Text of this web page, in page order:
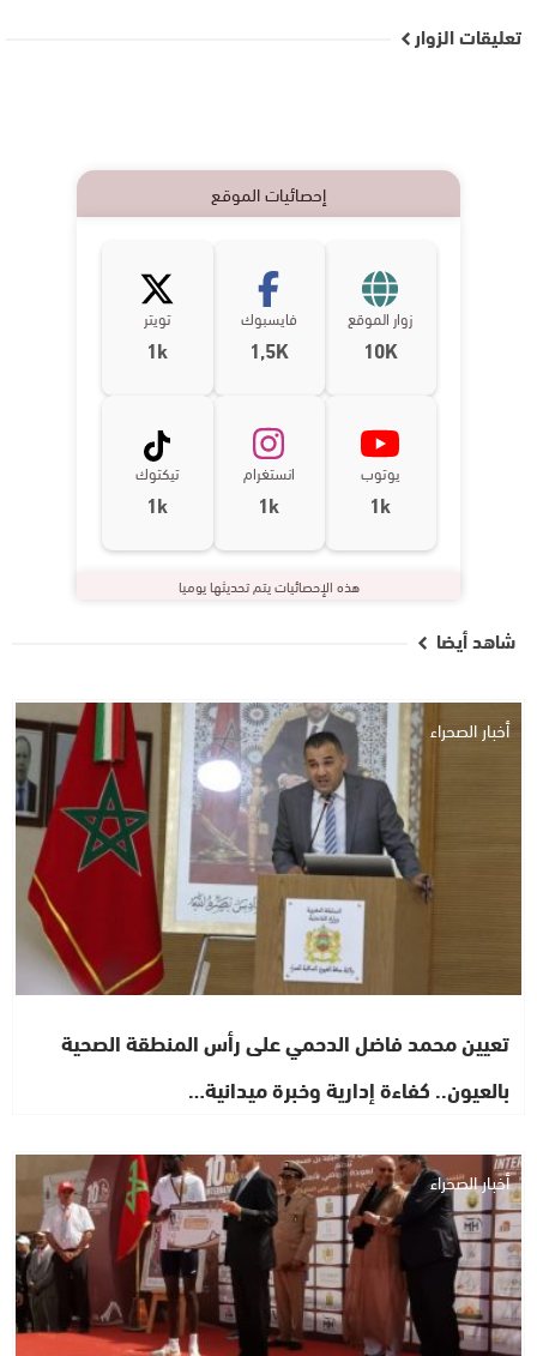
تعليقات الزوار
إحصائيات الموقع
زوار الموقع
10K
فايسبوك
1,5K
تويتر
1k
يوتوب
1k
انستغرام
1k
تيكتوك
1k
هذه الإحصائيات يتم تحديثها يوميا
شاهد أيضا
أخبار الصحراء
تعيين محمد فاضل الدحمي على رأس المنطقة الصحية
بالعيون.. كفاءة إدارية وخبرة ميدانية…
أخبار الصحراء